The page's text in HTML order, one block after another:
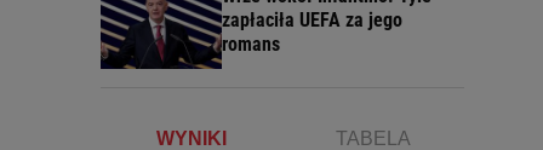
zapłaciła UEFA za jego
romans
WYNIKI TABELA